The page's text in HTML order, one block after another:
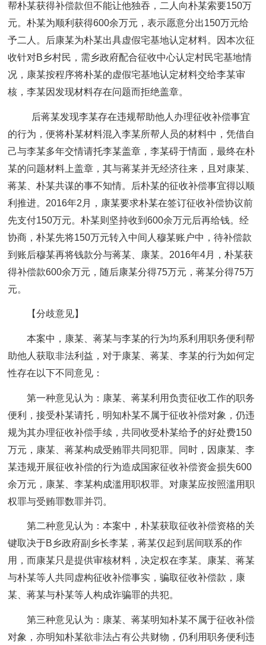
帮朴某获得补偿款但不能让他独吞，二人向朴某索要150万
元。朴某为顺利获得600余万元，表示愿意分出150万元给
予二人。后康某为朴某出具虚假宅基地认定材料。因本次征
收针对B乡村民，需乡政府配合征收中心认定村民宅基地情
况，康某按程序将朴某的虚假宅基地认定材料交给李某审
核，李某因发现材料存在问题而拒绝盖章。
后蒋某发现李某存在违规帮助他人办理征收补偿事宜
的行为，便将朴某材料混入李某所帮人员的材料中，凭借自
己与李某多年交情请托李某盖章，李某碍于情面，最终在朴
某的问题材料上盖章，其与蒋某并无经济往来，且对康某、
蒋某、朴某共谋的事不知情。后朴某的征收补偿事宜得以顺
利推进。2016年2月，康某要求朴某在签订征收补偿协议前
先支付150万元。朴某则坚持收到600余万元后再给钱。经
协商，朴某先将150万元转入中间人穆某账户中，待补偿款
到账后穆某再将钱款分与蒋某、康某。2016年4月，朴某获
得补偿款600余万元，随后康某分得75万元，蒋某分得75万
元。
【分歧意见】
本案中，康某、蒋某与李某的行为均系利用职务便利帮
助他人获取非法利益，对于康某、蒋某、李某的行为如何定
性存在以下不同意见：
第一种意见认为：康某、蒋某利用负责征收工作的职务
便利，接受朴某请托，明知朴某不属于征收补偿对象，仍违
规为其办理征收补偿手续，共同收受朴某给予的好处费150
万元，康某、蒋某构成受贿罪共同犯罪。同时，因康某、李
某违规开展征收补偿的行为造成国家征收补偿资金损失600
余万元，康某、李某构成滥用职权罪。对康某应按照滥用职
权罪与受贿罪数罪并罚。
第二种意见认为：本案中，朴某获取征收补偿资格的关
键取决于B乡政府副乡长李某，蒋某仅起到居间联系的作
用，而康某只是提供审核材料，决定权在李某。康某、蒋某
与朴某等人共同虚构征收补偿事实，骗取征收补偿款，康
某、蒋某与朴某等人构成诈骗罪的共犯。
第三种意见认为：康某、蒋某明知朴某不属于征收补偿
对象，亦明知朴某欲非法占有公共财物，仍利用职务便利违